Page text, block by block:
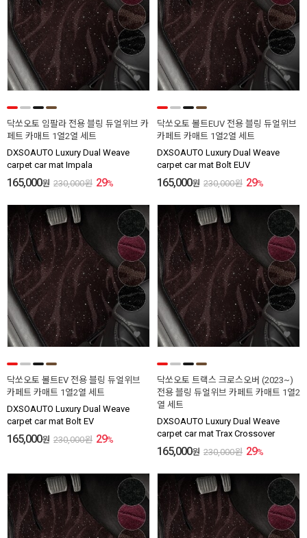
닥쏘오토 임팔라 전용 블링 듀얼위브 카
페트 카매트 1열2열 세트
DXSOAUTO Luxury Dual Weave
carpet car mat Impala
165,000원 230,000원 29%
닥쏘오토 볼트EUV 전용 블링 듀얼위브
카페트 카매트 1열2열 세트
DXSOAUTO Luxury Dual Weave
carpet car mat Bolt EUV
165,000원 230,000원 29%
닥쏘오토 볼트EV 전용 블링 듀얼위브
카페트 카매트 1열2열 세트
DXSOAUTO Luxury Dual Weave
carpet car mat Bolt EV
165,000원 230,000원 29%
닥쏘오토 트랙스 크로스오버 (2023~)
전용 블링 듀얼위브 카페트 카매트 1열2
열 세트
DXSOAUTO Luxury Dual Weave
carpet car mat Trax Crossover
165,000원 230,000원 29%